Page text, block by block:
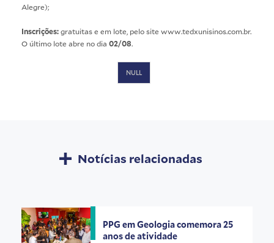
Alegre);
Inscrições:gratuitas e em lote, pelo site www.tedxunisinos.com.br.
O último lote abre no dia 02/08.
NULL
Notícias relacionadas
PPG em Geologia comemora 25
anos de atividade